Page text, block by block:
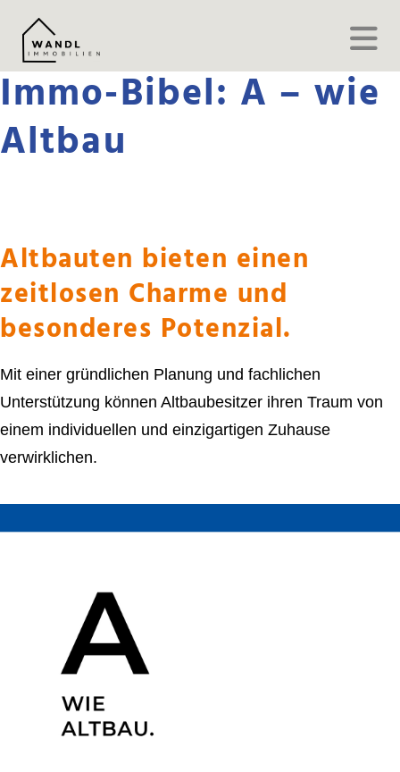
Immo-Bibel: A – wie
Altbau
Altbauten bieten einen
zeitlosen Charme und
besonderes Potenzial.
Mit einer gründlichen Planung und fachlichen
Unterstützung können Altbaubesitzer ihren Traum von
einem individuellen und einzigartigen Zuhause
verwirklichen.